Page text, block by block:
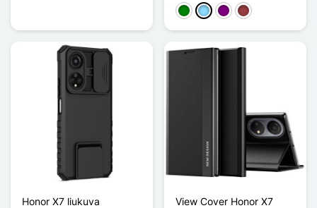
VihreäBleu Clair
VioletRouge Foncé
Honor X7 liukuva
View Cover Honor X7